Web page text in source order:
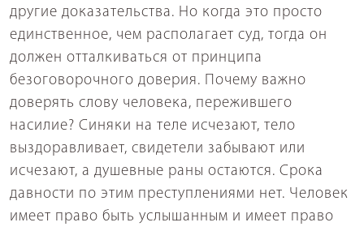
другие доказательства. Но когда это просто
единственное, чем располагает суд, тогда он
должен отталкиваться от принципа
безоговорочного доверия. Почему важно
доверять слову человека, пережившего
насилие? Синяки на теле исчезают, тело
выздоравливает, свидетели забывают или
исчезают, а душевные раны остаются. Срока
давности по этим преступлениями нет. Человек
имеет право быть услышанным и имеет право